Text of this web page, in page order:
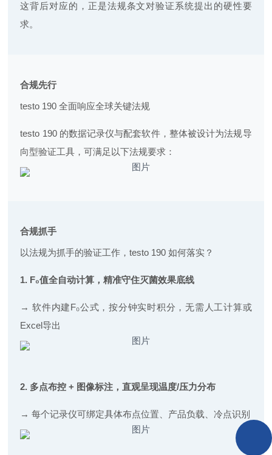
这背后对应的，正是法规条文对验证系统提出的硬性要
求。
合规先行
testo 190 全面响应全球关键法规
testo 190 的数据记录仪与配套软件，整体被设计为法规导
向型验证工具，可满足以下法规要求：
合规抓手
以法规为抓手的验证工作，testo 190 如何落实？
1. F₀值全自动计算，精准守住灭菌效果底线
→ 软件内建F₀公式，按分钟实时积分，无需人工计算或
Excel导出
2. 多点布控 + 图像标注，直观呈现温度/压力分布
→ 每个记录仪可绑定具体布点位置、产品负载、冷点识别